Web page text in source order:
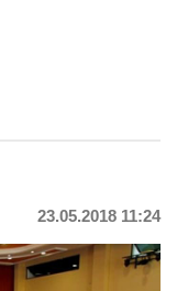
23.05.2018 11:24